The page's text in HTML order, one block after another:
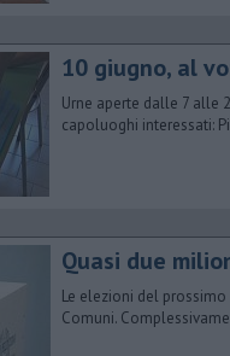
10 giugno, al
Urne aperte dalle 7 alle
capoluoghi interessati:
Quasi due
Le elezioni del
Comuni.